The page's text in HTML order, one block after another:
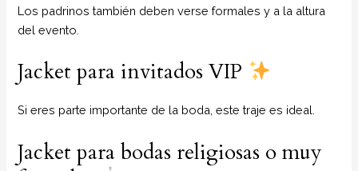
Los padrinos también deben verse formales y a la altura
del evento.
Jacket para invitados VIP
Si eres parte importante de la boda, este traje es ideal.
Jacket para bodas religiosas o muy